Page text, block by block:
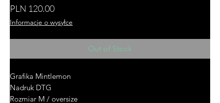
PLN 120.00Price
Informacje o wysyłce
Out of Stock
Grafika Mintlemon
Nadruk DTG
Rozmiar M / oversize